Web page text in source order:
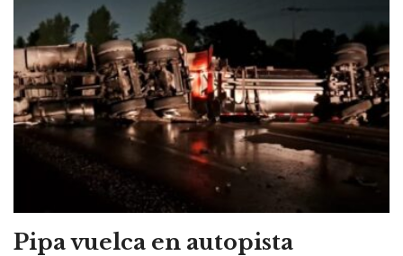
Pipa vuelca en autopista